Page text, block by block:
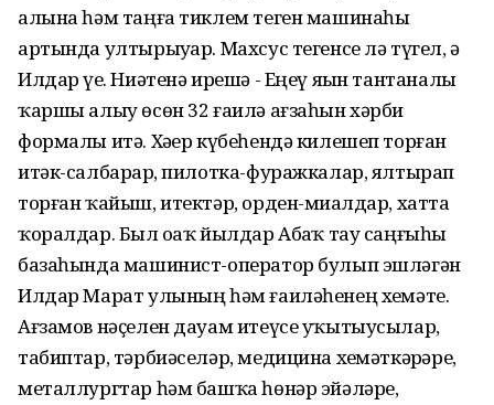
алына һәм таңға тиклем теген машинаһы
артында ултырыуҙар. Махсус тегенсе лә түгел, ә
Илдар үҙе. Ниәтенә ирешә - Еңеү яҙын тантаналы
ҡаршы алыу өсөн 32 ғаилә ағзаһын хәрби
формалы итә. Хәҙер күбеһендә килешеп торған
итәк-салбарҙар, пилотка-фуражкалар, ялтырап
торған ҡайыш, итектәр, орден-миҙалдар, хатта
ҡоралдар. Был оҙаҡ йылдар Абҙаҡ тау саңғыһы
базаһында машинист-оператор булып эшләгән
Илдар Марат улының һәм ғаиләһенең хеҙмәте.
Ағзамов нәҫелен дауам итеүсе уҡытыусылар,
табиптар, тәрбиәселәр, медицина хеҙмәткәрҙәре,
металлургтар һәм башҡа һөнәр эйәләре,